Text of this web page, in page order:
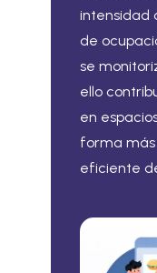
intensidad
de
se
ello
en
forma más
eficiente